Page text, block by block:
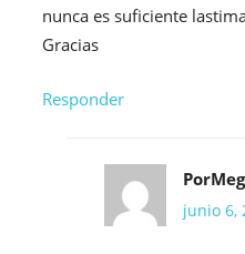
nunca es suficiente
Gracias
Responder
junio 6,